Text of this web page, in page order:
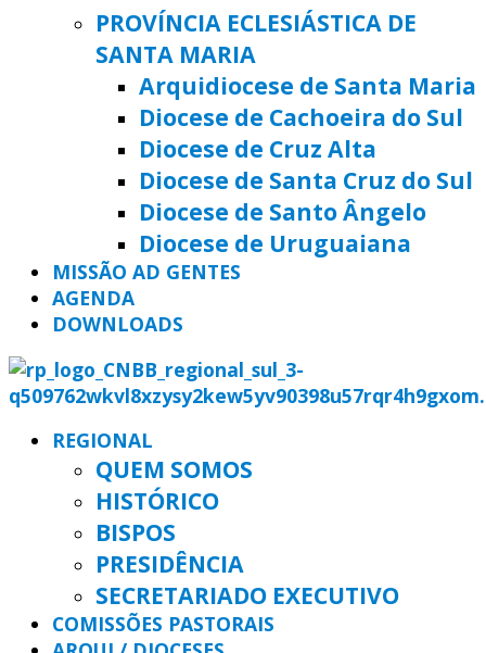
PROVÍNCIA ECLESIÁSTICA DE
SANTA MARIA
Arquidiocese de Santa Maria
Diocese de Cachoeira do Sul
Diocese de Cruz Alta
Diocese de Santa Cruz do Sul
Diocese de Santo Ângelo
Diocese de Uruguaiana
MISSÃO AD GENTES
AGENDA
DOWNLOADS
REGIONAL
QUEM SOMOS
HISTÓRICO
BISPOS
PRESIDÊNCIA
SECRETARIADO EXECUTIVO
COMISSÕES PASTORAIS